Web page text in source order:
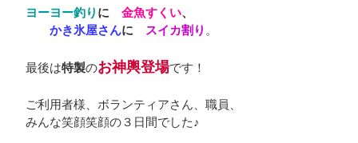
ヨーヨー釣り に金魚すくい、
かき氷屋さんに スイカ割り 。
最後は特製のお神輿登場です！
ご利用者様、ボランティアさん、職員、
みんな笑顔笑顔の３日間でした♪